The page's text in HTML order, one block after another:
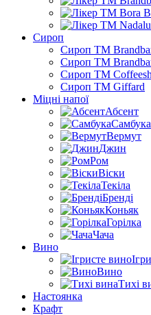
Сироп
Сироп TM
Сироп TM
Сироп TM
Сироп TM Giffard
Міцні напої
Абсент
Самбука
Вермут
Джин
Ром
Віски
Текіла
Бренді
Коньяк
Горілка
Чача
Вино
Вино
Тихі
Настоянка
Крафт